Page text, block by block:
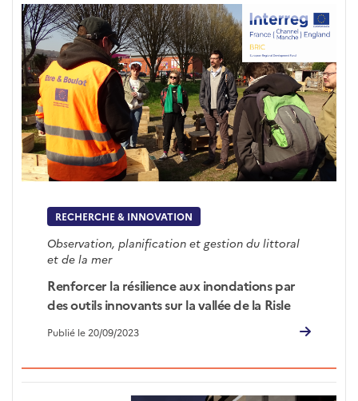
RECHERCHE & INNOVATION
Observation, planification et gestion du littoral
et de la mer
Renforcer la résilience aux inondations par
des outils innovants sur la vallée de la Risle
Publié le 20/09/2023